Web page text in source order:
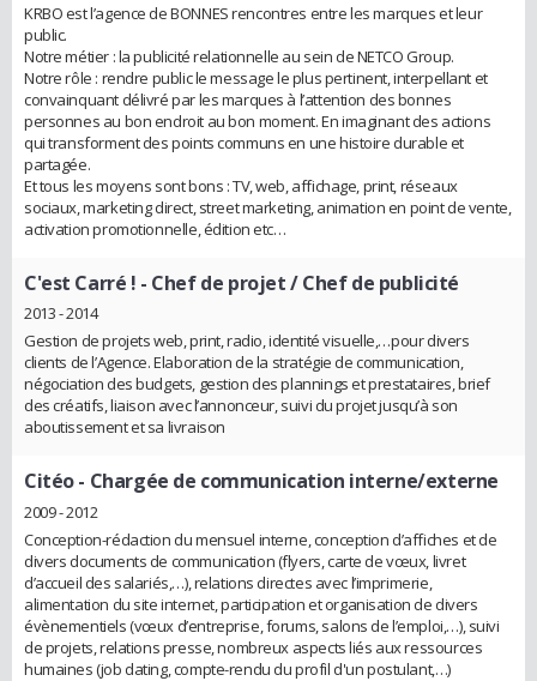
KRBO est l’agence de BONNES rencontres entre les marques et leur
public.
Notre métier : la publicité relationnelle au sein de NETCO Group.
Notre rôle : rendre public le message le plus pertinent, interpellant et
convainquant délivré par les marques à l’attention des bonnes
personnes au bon endroit au bon moment. En imaginant des actions
qui transforment des points communs en une histoire durable et
partagée.
Et tous les moyens sont bons : TV, web, affichage, print, réseaux
sociaux, marketing direct, street marketing, animation en point de vente,
activation promotionnelle, édition etc…
C'est Carré ! - Chef de projet / Chef de publicité
2013 - 2014
Gestion de projets web, print, radio, identité visuelle,…pour divers
clients de l’Agence. Elaboration de la stratégie de communication,
négociation des budgets, gestion des plannings et prestataires, brief
des créatifs, liaison avec l’annonceur, suivi du projet jusqu’à son
aboutissement et sa livraison
Citéo- Chargée de communication interne/externe
2009 - 2012
Conception-rédaction du mensuel interne, conception d’affiches et de
divers documents de communication (flyers, carte de vœux, livret
d’accueil des salariés,…), relations directes avec l’imprimerie,
alimentation du site internet, participation et organisation de divers
évènementiels (vœux d’entreprise, forums, salons de l’emploi,…), suivi
de projets, relations presse, nombreux aspects liés aux ressources
humaines (job dating, compte-rendu du profil d'un postulant,…)